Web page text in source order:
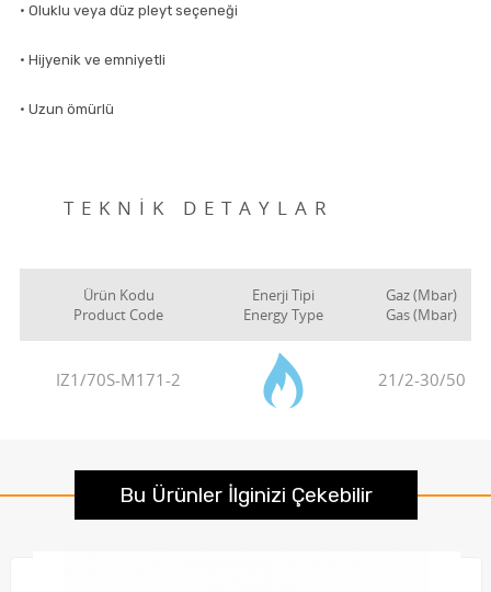
• Oluklu veya düz pleyt seçeneği
• Hijyenik ve emniyetli
• Uzun ömürlü
TEKNİK DETAYLAR
Ürün Kodu
Product Code
Enerji Tipi
Energy Type
Gaz (Mbar)
Gas (Mbar)
IZ1/70S-M171-2 21/2-30/50
Bu Ürünler İlginizi Çekebilir